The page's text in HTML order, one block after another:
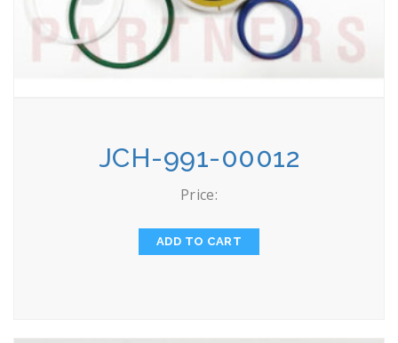
JCH-991-00012
Price:
ADD TO CART